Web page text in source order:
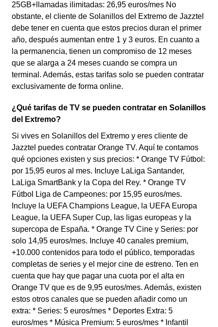
25GB+llamadas ilimitadas: 26,95 euros/mes No
obstante, el cliente de Solanillos del Extremo de Jazztel
debe tener en cuenta que estos precios duran el primer
año, después aumentan entre 1 y 3 euros. En cuanto a
la permanencia, tienen un compromiso de 12 meses
que se alarga a 24 meses cuando se compra un
terminal. Además, estas tarifas solo se pueden contratar
exclusivamente de forma online.
¿Qué tarifas de TV se pueden contratar en Solanillos
del Extremo?
Si vives en Solanillos del Extremo y eres cliente de
Jazztel puedes contratar Orange TV. Aquí te contamos
qué opciones existen y sus precios: * Orange TV Fútbol:
por 15,95 euros al mes. Incluye LaLiga Santander,
LaLiga SmartBank y la Copa del Rey. * Orange TV
Fútbol Liga de Campeones: por 15,95 euros/mes.
Incluye la UEFA Champions League, la UEFA Europa
League, la UEFA Super Cup, las ligas europeas y la
supercopa de España. * Orange TV Cine y Series: por
solo 14,95 euros/mes. Incluye 40 canales premium,
+10.000 contenidos para todo el público, temporadas
completas de series y el mejor cine de estreno. Ten en
cuenta que hay que pagar una cuota por el alta en
Orange TV que es de 9,95 euros/mes. Además, existen
estos otros canales que se pueden añadir como un
extra: * Series: 5 euros/mes * Deportes Extra: 5
euros/mes * Música Premium: 5 euros/mes * Infantil